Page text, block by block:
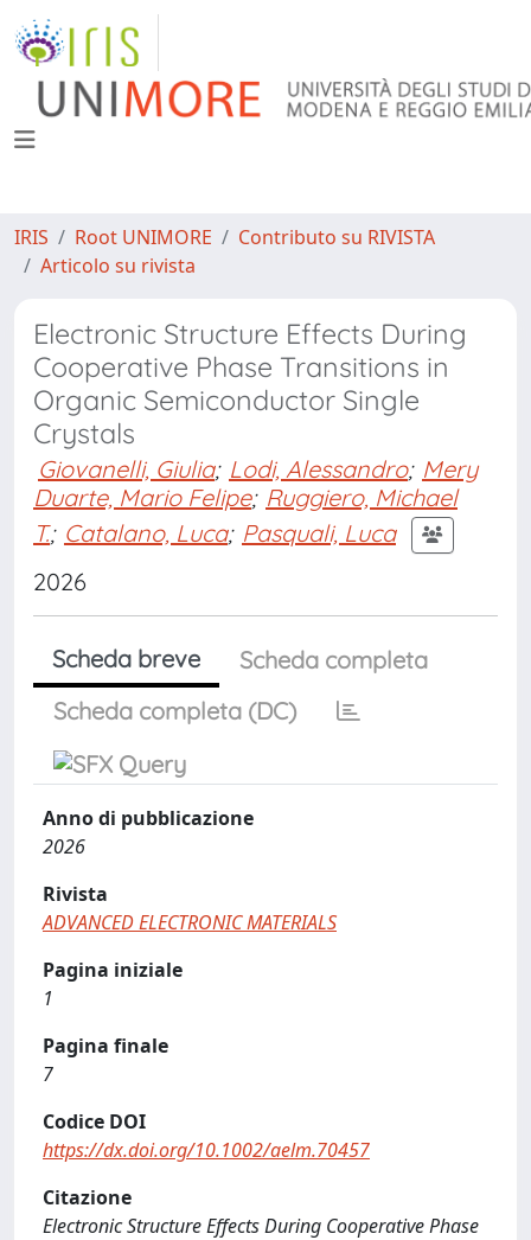
IRIS Root UNIMORE
Contributo su RIVISTA
Articolo su rivista
Electronic Structure Effects During
Cooperative Phase Transitions in
Organic Semiconductor Single
Crystals
Giovanelli, Giulia; Lodi, Alessandro; Mery
Duarte, Mario Felipe; Ruggiero, Michael
T.; Catalano, Luca; Pasquali, Luca
2026
Scheda breve
Scheda completa
Scheda completa (DC)
Anno di pubblicazione
2026
Rivista
ADVANCED ELECTRONIC MATERIALS
Pagina iniziale
1
Pagina finale
7
Codice DOI
https://dx.doi.org/10.1002/aelm.70457
Citazione
Electronic Structure Effects During Cooperative Phase